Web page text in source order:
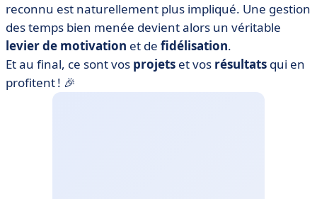
reconnu est naturellement plus impliqué. Une gestion
des temps bien menée devient alors un véritable
levier de motivation et de fidélisation.
Et au final, ce sont vos projets et vos résultats qui en
profitent ! 🎉